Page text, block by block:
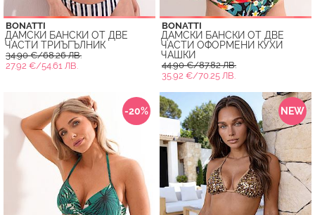
BONATTI
ДАМСКИ БАНСКИ ОТ ДВЕ
ЧАСТИ ТРИЪГЪЛНИК
34.90 €/68.26 ЛВ.
27.92 €/54.61 ЛВ.
BONATTI
ДАМСКИ БАНСКИ ОТ ДВЕ
ЧАСТИ ОФОРМЕНИ КУХИ
ЧАШКИ
44.90 €/87.82 ЛВ.
35.92 €/70.25 ЛВ.
-20% NEW